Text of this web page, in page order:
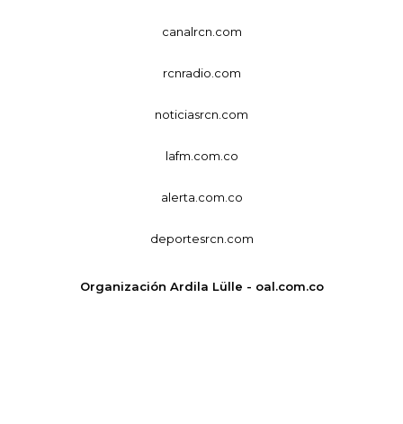
canalrcn.com
rcnradio.com
noticiasrcn.com
lafm.com.co
alerta.com.co
deportesrcn.com
Organización Ardila Lülle - oal.com.co